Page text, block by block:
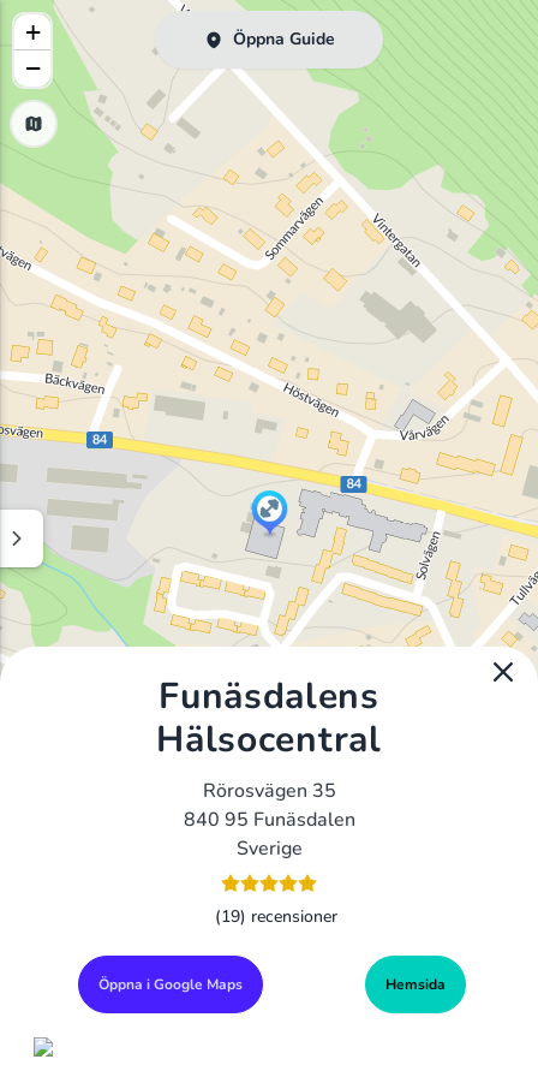
Öppna Guide
+
−
Funäsdalens
Hälsocentral
Rörosvägen 35
840 95 Funäsdalen
Sverige
(19) recensioner
Öppna i Google Maps Hemsida